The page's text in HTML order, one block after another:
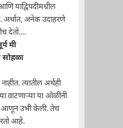
याद्विपदीमधील
अर्थात, अनेक उदाहरणे
देतो....
मी
सोहळा
त्यातील अर्थही
वाटणार्‍या या ओळींनी
आणून उभी केली. तेच
आहे.